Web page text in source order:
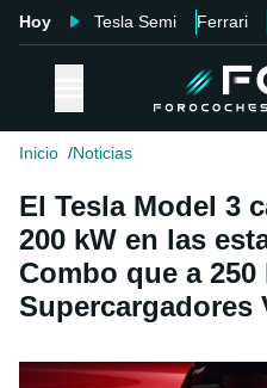
Hoy Tesla Semi Ferrari
Inicio Noticias
El Tesla Model 3
200 kW en las
Combo que a
Supercargadores